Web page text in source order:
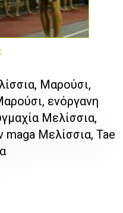
Μαρούσι,
ενόργανη
Μελίσσια,
maga Μελίσσια, Tae